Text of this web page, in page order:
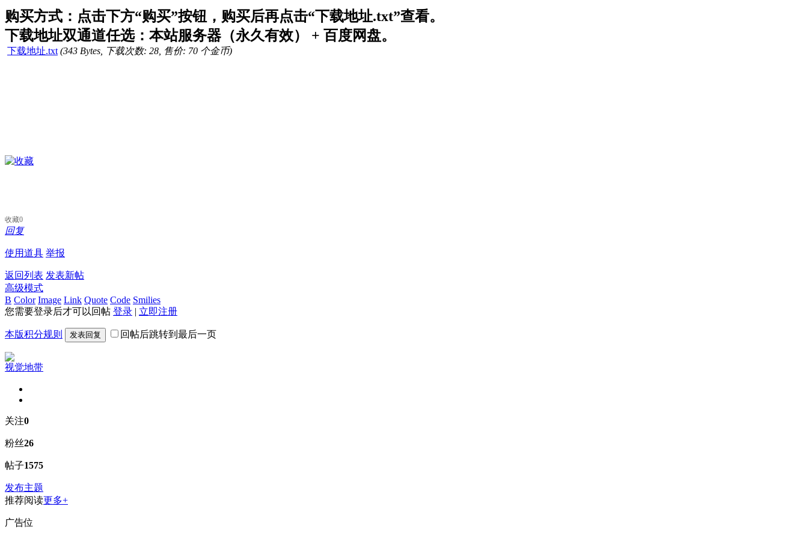
购买方式：点击下方“购买”按钮，购买后再点击“下载地址.txt”查看。
下载地址双通道任选：本站服务器（永久有效） + 百度网盘。
下载地址.txt (343 Bytes, 下载次数: 28, 售价: 70 个金币)
收藏0
回复
使用道具 举报
返回列表 发表新帖
高级模式
B Color Image Link Quote Code Smilies
您需要登录后才可以回帖 登录 | 立即注册
本版积分规则 发表回复 回帖后跳转到最后一页
视觉地带
关注0
粉丝26
帖子1575
发布主题
推荐阅读更多+
广告位